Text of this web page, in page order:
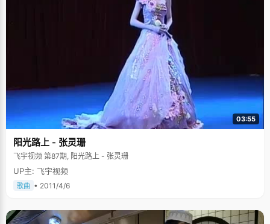
03:55
阳光路上 - 张灵珊
飞宇视频 第87期, 阳光路上 - 张灵珊
UP主: 飞宇视频
歌曲 • 2011/4/6